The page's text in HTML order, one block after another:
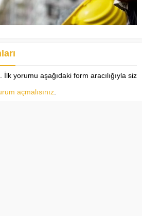
İlk yorumu aşağıdaki form aracılığıyla siz
açmalısınız